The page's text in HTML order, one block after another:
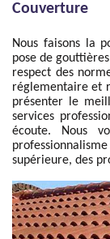
Couverture
Nous faisons la
pose de
respect des
réglementaire et
présenter le
services
écoute. Nous
supérieure, des